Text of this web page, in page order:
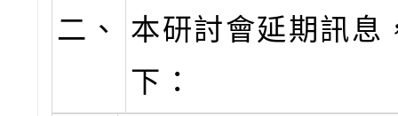
二、
本研討會延期訊息
下：